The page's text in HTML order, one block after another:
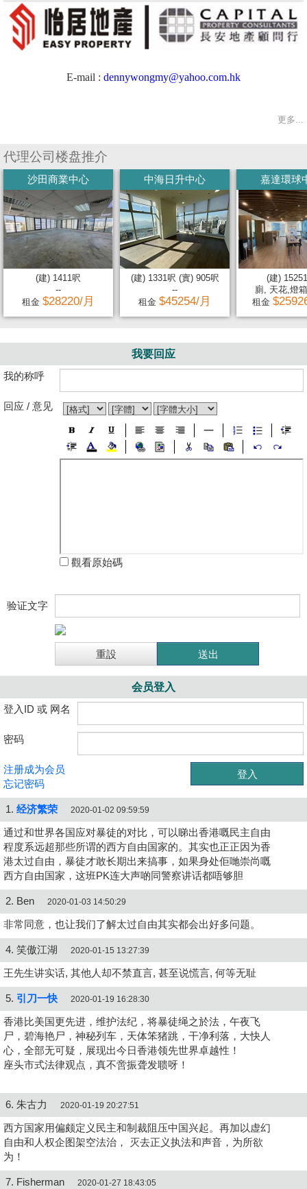
E-mail : dennywongmy@yahoo.com.hk
更多...
代理公司楼盘推介
沙田商業中心
(建) 1411呎
--
租金 $28220/月
中海日升中心
(建) 1331呎 (實) 905呎
--
租金 $45254/月
嘉達環球
(建)
廁, 天花,燈
租金
我要回应
我的称呼
回应 / 意见
觀看原始碼
验证文字
会员登入
登入ID 或 网名
密码
注册成为会员
忘记密码
1. 经济繁荣 2020-01-02 09:59:59
通过和世界各国应对暴徒的对比，可以睇出香港嘅民主自由
程度系远超那些所谓的西方自由国家的。其实也正正因为香
港太过自由，暴徒才敢长期出来搞事，如果身处佢哋崇尚嘅
西方自由国家，这班PK连大声啲同警察讲话都唔够胆
2. Ben 2020-01-03 14:50:29
非常同意，也让我们了解太过自由其实都会出好多问题。
4. 笑傲江湖 2020-01-15 13:27:39
王先生讲实话, 其他人却不禁直言, 甚至说慌言, 何等无耻
5. 引刀一快 2020-01-19 16:28:30
香港比美国更先进，维护法纪，将暴徒绳之於法，午夜飞
尸，碧海艳尸，神秘列车，天体笨猪跳，干净利落，大快人
心，全部无可疑，展现出今日香港领先世界卓越性！
座头市式法律观点，真不啻振聋发聩呀！
6. 朱古力 2020-01-19 20:27:51
西方国家用偏颇定义民主和制裁阻压中国兴起。再加以虚幻
自由和人权企图架空法治， 灭去正义执法和声音，为所欲
为！
7. Fisherman 2020-01-27 18:43:05